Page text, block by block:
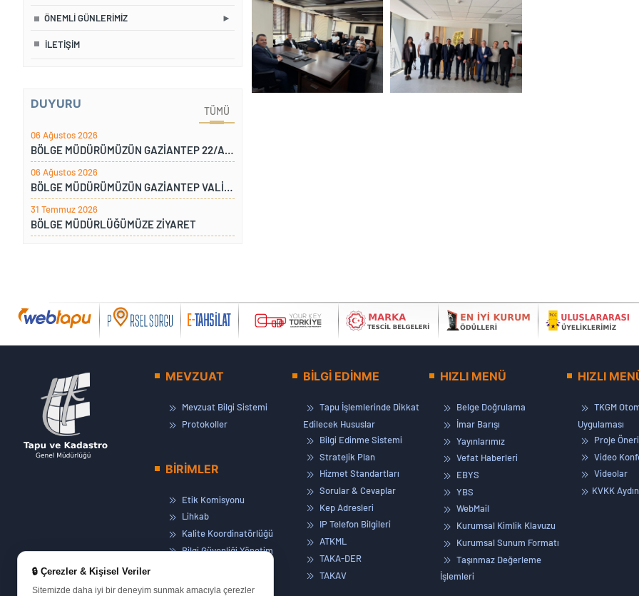
ÖNEMLI GÜNLERIMIZ
İLETIŞIM
DUYURU
TÜMÜ
06 Ağustos 2026
BÖLGE MÜDÜRÜMÜZÜN GAZİANTEP 22/A ŞANTİYESİNE ZİYARETİ
06 Ağustos 2026
BÖLGE MÜDÜRÜMÜZÜN GAZİANTEP VALİLİĞİNE ZİYARETİ
31 Temmuz 2026
BÖLGE MÜDÜRLÜĞÜMÜZE ZİYARET
🔒 Çerezler & Kişisel Veriler
Sitemizde daha iyi bir deneyim sunmak amacıyla çerezler
MEVZUAT
Mevzuat Bilgi Sistemi
Protokoller
BİRİMLER
Etik Komisyonu
Lihkab
Kalite Koordinatörlüğü
Bilgi Güvenliği Yönetim
BİLGİ EDİNME
Tapu İşlemlerinde Dikkat
Edilecek Hususlar
Bilgi Edinme Sistemi
Stratejik Plan
Hizmet Standartları
Sorular & Cevaplar
Kep Adresleri
IP Telefon Bilgileri
ATKML
TAKA-DER
TAKAV
HIZLI MENÜ
Belge Doğrulama
İmar Barışı
Yayınlarımız
Vefat Haberleri
EBYS
YBS
WebMail
Kurumsal Kimlik Klavuzu
Kurumsal Sunum Formatı
Taşınmaz Değerleme
İşlemleri
HIZLI
TKGM
Uygulaması
Proje
Video
Videolar
KVKK